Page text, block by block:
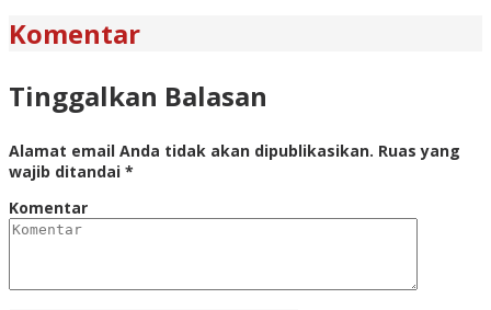
Komentar
Tinggalkan Balasan
Alamat email Anda tidak akan dipublikasikan. Ruas yang
wajib ditandai *
Komentar